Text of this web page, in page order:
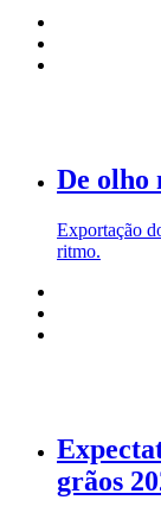
De olho
Exportação
ritmo.
grãos